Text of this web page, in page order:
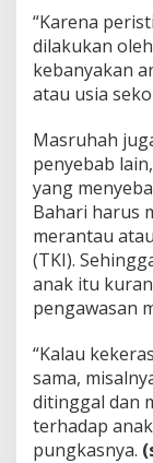
“Karena
dilakukan
kebanyakan
atau usia
Masruhah
penyebab
yang
Bahari harus
merantau
(TKI).
anak itu
pengawasan
“Kalau
sama,
ditinggal dan
terhadap
pungkasnya.